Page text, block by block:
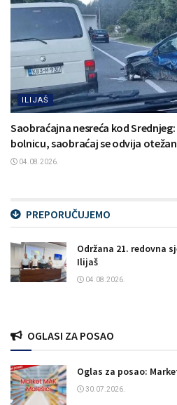
ILIJAŠ
Saobraćajna nesreća kod
bolnicu, saobraćaj se odvija
04.08.2026.
PREPORUČUJEMO
Održana 21. redovna
Ilijaš
04.08.2026.
OGLASI ZA POSAO
Oglas za posao:
30.07.2026.